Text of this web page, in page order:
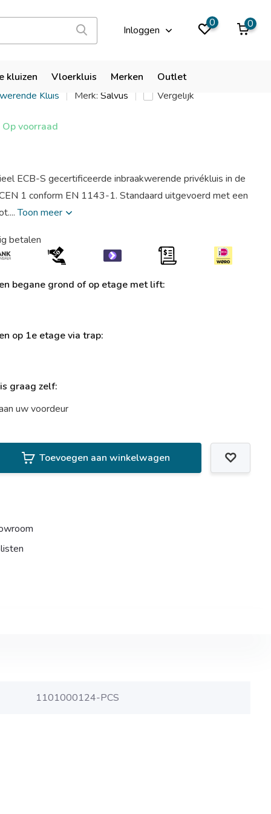
Inloggen
0 0
kluizen Vloerkluis Merken Outlet
9,9
90 EL
Kluis Merk:Salvus Vergelijk
Op voorraad
ECB-S gecertificeerde inbraakwerende privékluis in de
1 conform EN 1143-1. Standaard uitgevoerd met een
Toon meer
betalen
begane grond of op etage met lift:
op 1e etage via trap:
graag zelf:
uw voordeur
Toevoegen aan winkelwagen
1101000124-PCS